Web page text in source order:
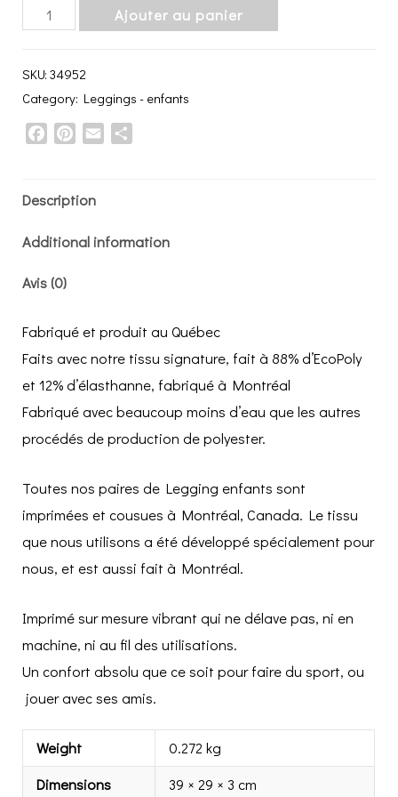
Leggings
'Affirmer'
Ajouter au panier
SKU:34952
Category: Leggings - enfants
FacebookPinterest
Email
Description
Additional information
Avis (0)
Fabriqué et produit au Québec
Faits avec notre tissu signature, fait à 88% d’EcoPoly
et 12% d’élasthanne, fabriqué à Montréal
Fabriqué avec beaucoup moins d’eau que les autres
procédés de production de polyester.
Toutes nos paires de Legging enfants sont
imprimées et cousues à Montréal, Canada. Le tissu
que nous utilisons a été développé spécialement pour
nous, et est aussi fait à Montréal.
Imprimé sur mesure vibrant qui ne délave pas, ni en
machine, ni au fil des utilisations.
Un confort absolu que ce soit pour faire du sport, ou
jouer avec ses amis.
Weight
0.272 kg
Dimensions
39 × 29 × 3 cm